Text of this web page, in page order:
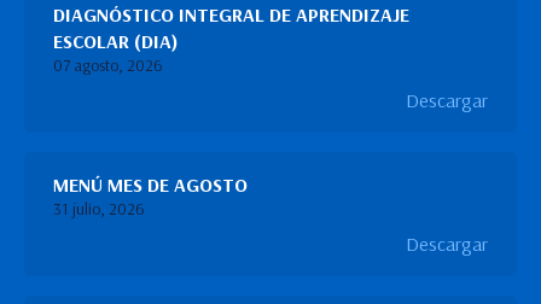
DIAGNÓSTICO INTEGRAL DE APRENDIZAJE
ESCOLAR (DIA)
07 agosto, 2026
Descargar
MENÚ MES DE AGOSTO
31 julio, 2026
Descargar